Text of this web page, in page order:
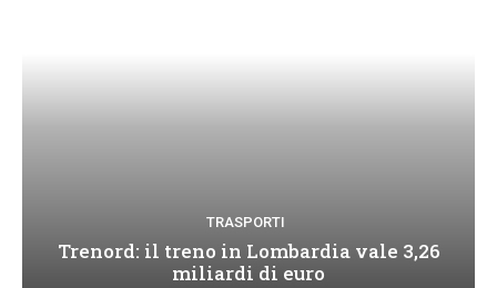
TRASPORTI
Trenord: il treno in Lombardia vale 3,26
miliardi di euro